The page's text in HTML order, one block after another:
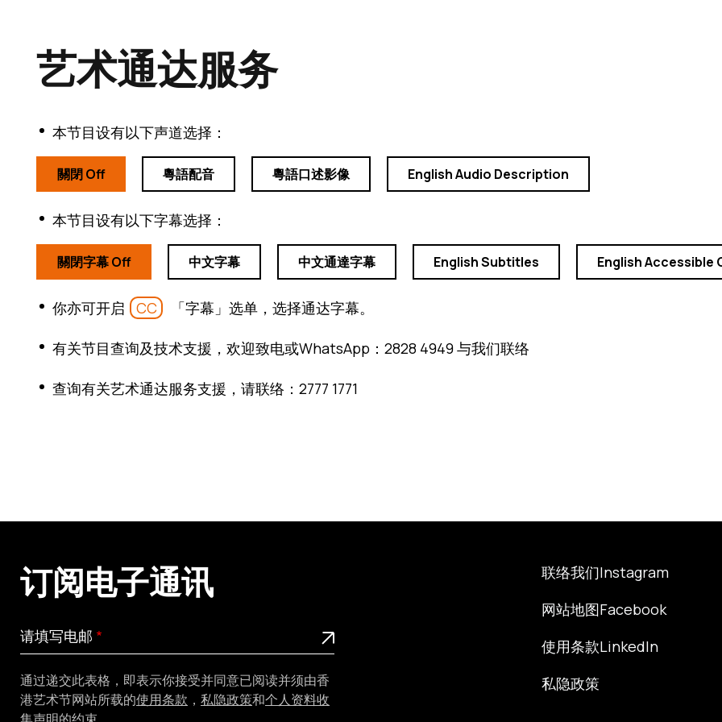
艺术通达服务
本节目设有以下声道选择：
關閉 Off 粵語配音 粵語口述影像 English Audio Description
本节目设有以下字幕选择：
關閉字幕 Off 中文字幕 中文通達字幕 English Subtitles English Accessible
你亦可开启 CC 「字幕」选单，选择通达字幕。
有关节目查询及技术支援，欢迎致电或WhatsApp：2828 4949 与我们联络
查询有关艺术通达服务支援，请联络：2777 1771
订阅电子通讯
请
填
写
电
邮
此为必填栏位
请填写电邮
通过递交此表格，即表示你接受并同意已阅读并须由香
港艺术节网站所载的使用条款 ， 私隐政策和个人资料收
联络我们
网站地图
使用条款
私隐政策
Instagram
Facebook
LinkedIn